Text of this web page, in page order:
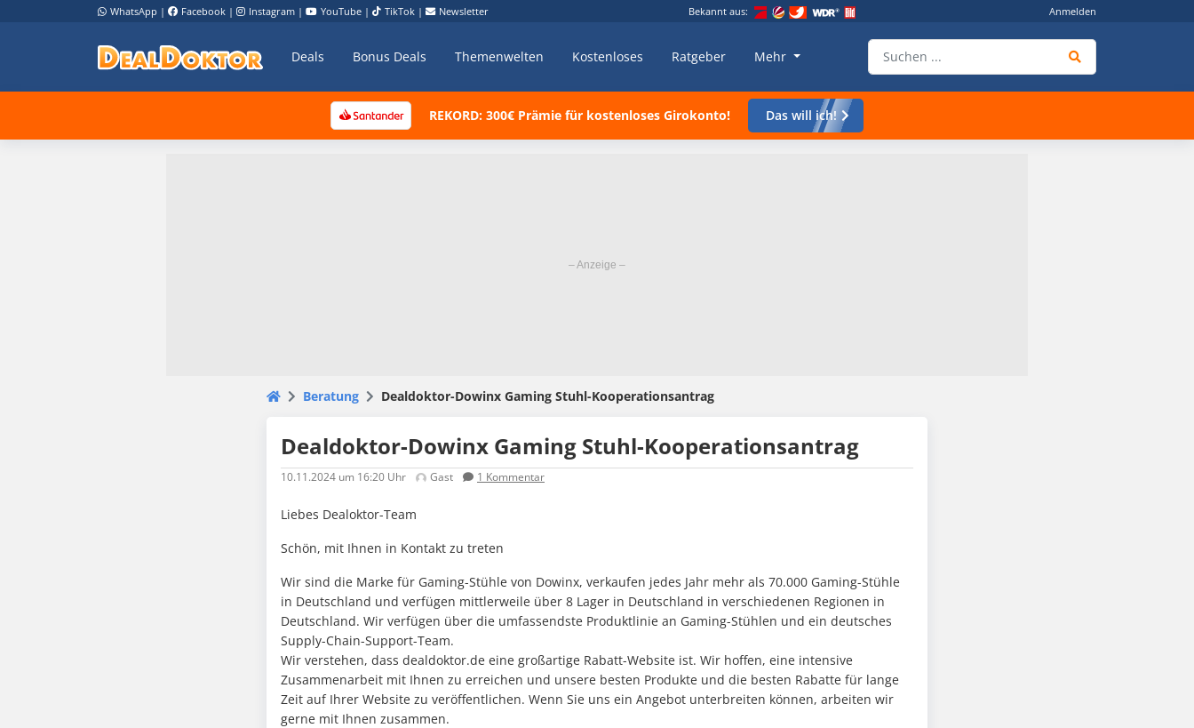
WhatsApp | Facebook | Instagram | YouTube | TikTok | Newsletter Bekannt aus: Anmelden
Deals Bonus Deals Themenwelten Kostenloses Ratgeber Mehr
REKORD: 300€ Prämie für kostenloses Girokonto! Das will ich!
Beratung Dealdoktor-Dowinx Gaming Stuhl-Kooperationsantrag
Dealdoktor-Dowinx Gaming Stuhl-Kooperationsantrag
10.11.2024 um 16:20 Uhr Gast 1 Kommentar
Liebes Dealoktor-Team
Schön, mit Ihnen in Kontakt zu treten
Wir sind die Marke für Gaming-Stühle von Dowinx, verkaufen jedes Jahr mehr als 70.000 Gaming-Stühle
in Deutschland und verfügen mittlerweile über 8 Lager in Deutschland in verschiedenen Regionen in
Deutschland. Wir verfügen über die umfassendste Produktlinie an Gaming-Stühlen und ein deutsches
Supply-Chain-Support-Team.
Wir verstehen, dass dealdoktor.de eine großartige Rabatt-Website ist. Wir hoffen, eine intensive
Zusammenarbeit mit Ihnen zu erreichen und unsere besten Produkte und die besten Rabatte für lange
Zeit auf Ihrer Website zu veröffentlichen. Wenn Sie uns ein Angebot unterbreiten können, arbeiten wir
gerne mit Ihnen zusammen.